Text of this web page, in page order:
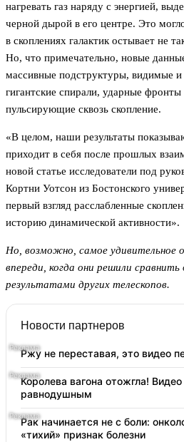
нагревать газ наряду с энергией,
черной дырой в его центре. Это
в скоплениях галактик остывает не
Но, что примечательно, новые
массивные подструктуры, видимые и
гигантские спирали, ударные фронты
пульсирующие сквозь скопление.
«В целом, наши результаты
приходит в себя после прошлых
новой статье исследователи под
Кортни Уотсон из Бостонского
первый взгляд расслабленные
историю динамической активности».
Но, возможно, самое удивительное
впереди, когда они решили
результатами других телескопов.
Новости партнеров
Ржу не переставая, это видео
Королева вагона отожгла! Видео
равнодушным
Рак начинается не с боли:
«тихий» признак болезни